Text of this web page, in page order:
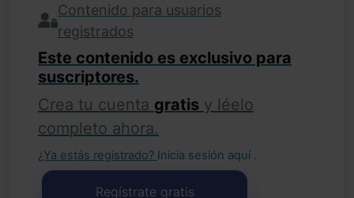
Contenido para usuarios
registrados
Este contenido es exclusivo para
suscriptores.
Crea tu cuenta gratis y léelo
completo ahora.
¿Ya estás registrado? Inicia sesión aquí .
Regístrate gratis